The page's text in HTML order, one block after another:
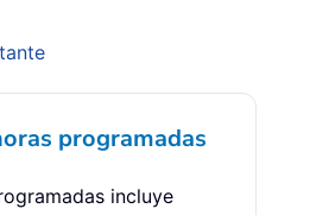
programadas
incluye